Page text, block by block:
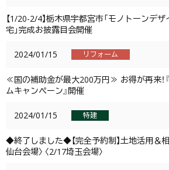
【1/20-2/4】栃木県宇都宮市「モノトーンデ
宅」完成お披露目会開催
2024/01/15 リフォーム
≪国の補助金が最大200万円≫ お得が再来！
ムキャンペーン』開催
2024/01/15 特建
◆終了しました◆【完全予約制】土地活用＆
仙台会場〉〈2/17埼玉会場〉